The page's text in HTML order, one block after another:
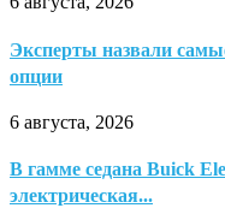
Эксперты назвали
опции
6 августа, 2026
В гамме седана Buick
электрическая...